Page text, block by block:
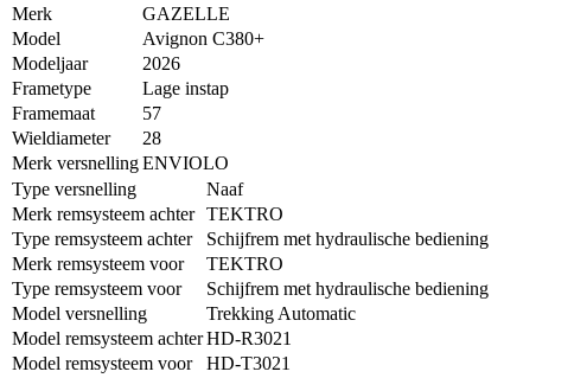
Merk
GAZELLE
Model
Avignon C380+
Modeljaar
2026
Frametype
Lage instap
Framemaat
57
Wieldiameter
28
Merk versnellingENVIOLO
Type versnelling
Naaf
Merk remsysteem achter TEKTRO
Type remsysteem achter
Schijfrem met hydraulische bediening
Merk remsysteem voor
TEKTRO
Type remsysteem voor
Schijfrem met hydraulische bediening
Model versnelling
Trekking Automatic
Model remsysteem achterHD-R3021
Model remsysteem voor
HD-T3021